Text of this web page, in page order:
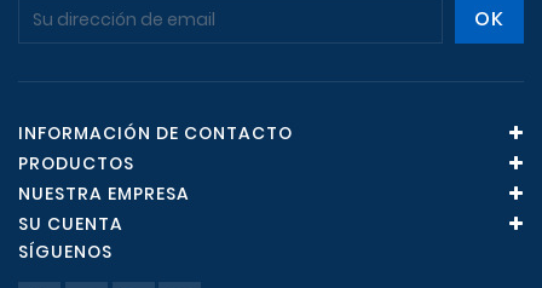
INFORMACIÓN DE CONTACTO
PRODUCTOS
NUESTRA EMPRESA
SU CUENTA
SÍGUENOS